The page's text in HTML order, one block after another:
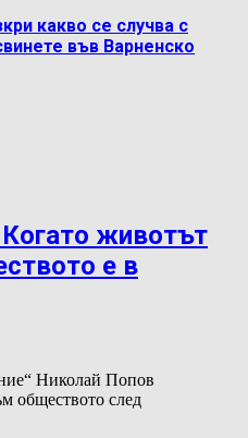
какво се случва с
във Варненско
животът
е в
Николай Попов
обществото след